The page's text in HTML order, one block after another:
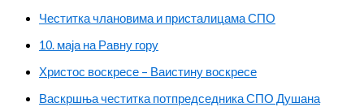
Честитка члановима и присталицама СПО
10. маја на Равну гору
Христос воскресе – Ваистину воскресе
Васкршња честитка потпредседника СПО Душана